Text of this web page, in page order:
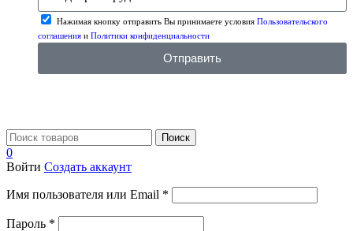
Нажимая кнопку отправить Вы принимаете условия Пользовательского
соглашения и Политики конфиденциальности
Отправить
Поиск
0
Войти Создать аккаунт
Имя пользователя или Email *
Пароль *